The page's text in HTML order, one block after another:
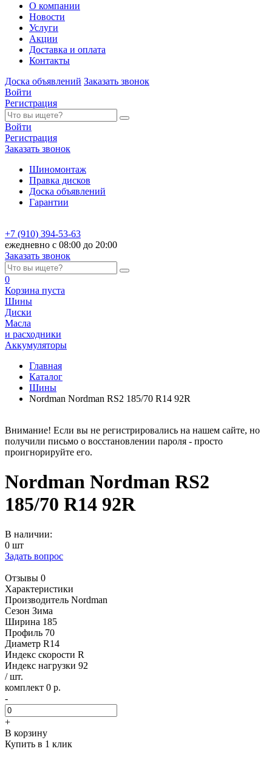
О компании
Новости
Услуги
Акции
Доставка и оплата
Контакты
Доска объявлений Заказать звонок
Войти
Регистрация
Войти
Регистрация
Заказать звонок
Шиномонтаж
Правка дисков
Доска объявлений
Гарантии
+7 (910) 394-53-63
ежедневно с 08:00 до 20:00
Заказать звонок
0
Корзина пуста
Шины
Диски
Масла
и расходники
Аккумуляторы
Главная
Каталог
Шины
Nordman Nordman RS2 185/70 R14 92R
Внимание! Если вы не регистрировались на нашем сайте, но
получили письмо о восстановлении пароля - просто
проигнорируйте его.
Nordman Nordman RS2
185/70 R14 92R
В наличии:
0 шт
Задать вопрос
Отзывы 0
Характеристики
Производитель Nordman
Сезон Зима
Ширина 185
Профиль 70
Диаметр R14
Индекс скорости R
Индекс нагрузки 92
/ шт.
комплект 0 р.
-
+
В корзину
Купить в 1 клик